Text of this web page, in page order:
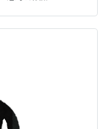
に泡が湧くよう
をする。たくさんあ
かりは思考が止むの
人が他人を許せな
めて読む方はこち